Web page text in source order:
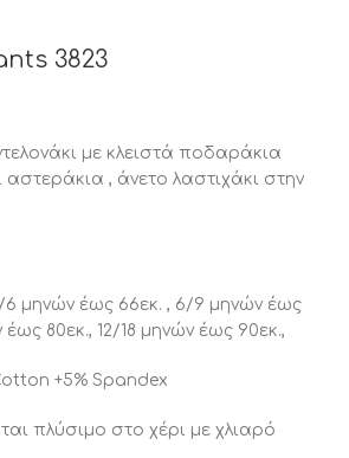
3823
με κλειστά ποδαράκια
αστεράκια , άνετο λαστιχάκι στην
6 μηνών έως 66εκ. , 6/9 μηνών έως
έως 80εκ., 12/18 μηνών έως 90εκ.,
+5% Spandex
πλύσιμο στο χέρι με χλιαρό